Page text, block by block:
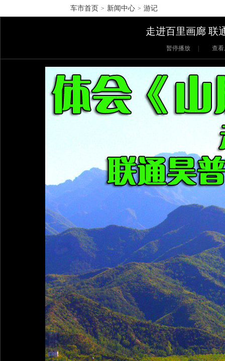
车市首页 > 新闻中心 > 游记
走进百里画廊 联
暂停播放 | 查